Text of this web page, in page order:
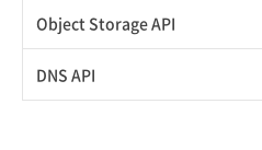
QoSポリシー詳細取得
サブネット一覧取得
プール一覧取得
プール作成
Object Storage API
Web公開
DNS API